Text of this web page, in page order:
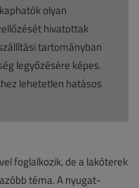
olyan
hivatottak
tartományban
legyőzésére képes.
lehetetlen hatásos
foglalkozik, de a lakóterek
téma. A nyugat-